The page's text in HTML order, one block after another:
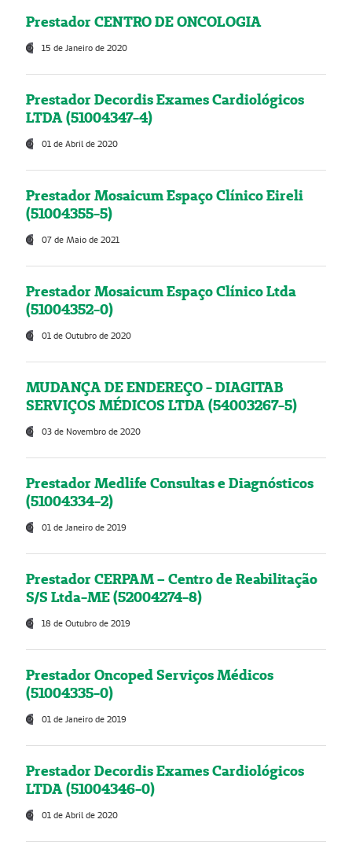
Prestador CENTRO DE ONCOLOGIA
15 de Janeiro de 2020
Prestador Decordis Exames Cardiológicos
LTDA (51004347-4)
01 de Abril de 2020
Prestador Mosaicum Espaço Clínico Eireli
(51004355-5)
07 de Maio de 2021
Prestador Mosaicum Espaço Clínico Ltda
(51004352-0)
01 de Outubro de 2020
MUDANÇA DE ENDEREÇO - DIAGITAB
SERVIÇOS MÉDICOS LTDA (54003267-5)
03 de Novembro de 2020
Prestador Medlife Consultas e Diagnósticos
(51004334-2)
01 de Janeiro de 2019
Prestador CERPAM – Centro de Reabilitação
S/S Ltda-ME (52004274-8)
18 de Outubro de 2019
Prestador Oncoped Serviços Médicos
(51004335-0)
01 de Janeiro de 2019
Prestador Decordis Exames Cardiológicos
LTDA (51004346-0)
01 de Abril de 2020